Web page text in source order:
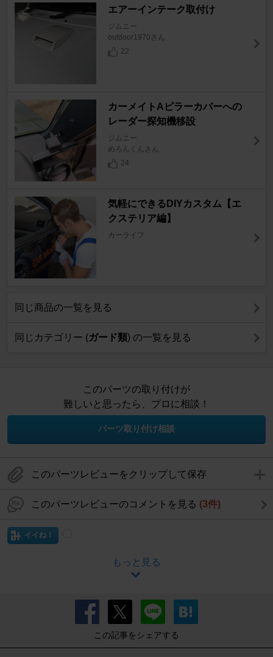
エアーインテーク取付け
ジムニー
outdoor1970さん
22
カーメイトAピラーカバーへの
レーダー探知機移設
ジムニー
めろんくんさん
24
気軽にできるDIYカスタム【エ
クステリア編】
カーライフ
同じ商品の一覧を見る
同じカテゴリー (ガード類) の一覧を見る
このパーツの取り付けが
難しいと思ったら、プロに相談！
パーツ取り付け相談
このパーツレビューをクリップして保存
このパーツレビューのコメントを見る (3件)
イイね！
もっと見る
この記事をシェアする